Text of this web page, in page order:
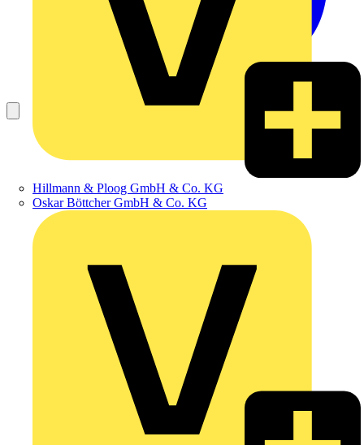
Hillmann & Ploog GmbH & Co. KG
Oskar Böttcher GmbH & Co. KG